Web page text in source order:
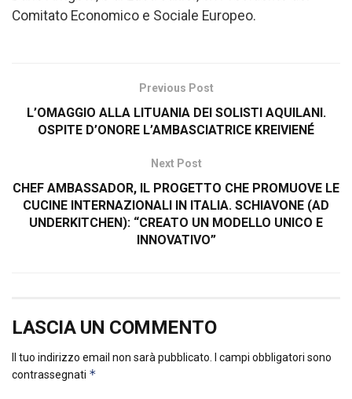
Comitato Economico e Sociale Europeo.
Previous Post
L’OMAGGIO ALLA LITUANIA DEI SOLISTI AQUILANI.
OSPITE D’ONORE L’AMBASCIATRICE KREIVIENÉ
Next Post
CHEF AMBASSADOR, IL PROGETTO CHE PROMUOVE LE
CUCINE INTERNAZIONALI IN ITALIA. SCHIAVONE (AD
UNDERKITCHEN): “CREATO UN MODELLO UNICO E
INNOVATIVO”
LASCIA UN COMMENTO
Il tuo indirizzo email non sarà pubblicato.
I campi obbligatori sono
contrassegnati *